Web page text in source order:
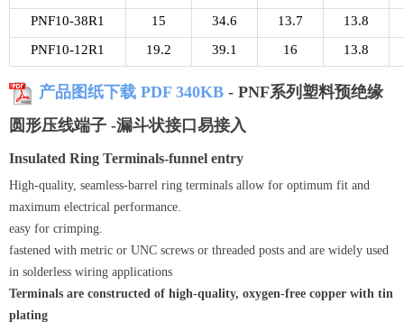
PNF10-38R1
15 34.6 13.7
13.8
PNF10-12R1
19.2 39.1 16 13.8
产品图纸下载 PDF 340KB - PNF系列塑料预绝缘
圆形压线端子 -漏斗状接口易接入
Insulated Ring Terminals-funnel entry
High-quality, seamless-barrel ring terminals allow for optimum fit and
maximum electrical performance.
easy for crimping.
fastened with metric or UNC screws or threaded posts and are widely used
in solderless wiring applications
Terminals are constructed of high-quality, oxygen-free copper with tin
plating